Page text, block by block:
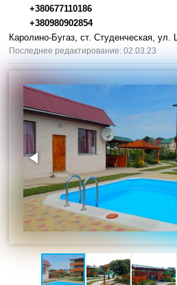
+380677110186
+380980902854
Каролино-Бугаз, cт. Студенческая,
Последнее редактирование: 02.03.23